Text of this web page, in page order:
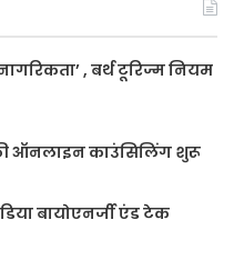
, बर्थ टूरिज्म नियम
ऑनलाइन काउंसिलिंग शुरू
बायोएनर्जी एंड टेक